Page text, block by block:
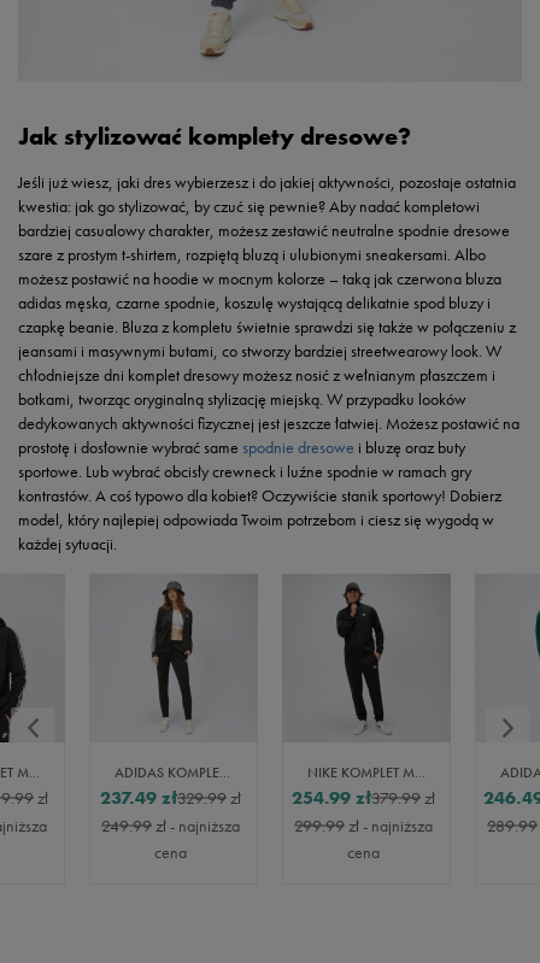
Jak stylizować komplety dresowe?
Jeśli już wiesz, jaki dres wybierzesz i do jakiej aktywności, pozostaje ostatnia
kwestia: jak go stylizować, by czuć się pewnie? Aby nadać kompletowi
bardziej casualowy charakter, możesz zestawić neutralne spodnie dresowe
szare z prostym t-shirtem, rozpiętą bluzą i ulubionymi sneakersami. Albo
możesz postawić na hoodie w mocnym kolorze – taką jak czerwona bluza
adidas męska, czarne spodnie, koszulę wystającą delikatnie spod bluzy i
czapkę beanie. Bluza z kompletu świetnie sprawdzi się także w połączeniu z
jeansami i masywnymi butami, co stworzy bardziej streetwearowy look. W
chłodniejsze dni komplet dresowy możesz nosić z wełnianym płaszczem i
botkami, tworząc oryginalną stylizację miejską. W przypadku looków
dedykowanych aktywności fizycznej jest jeszcze łatwiej. Możesz postawić na
prostotę i dosłownie wybrać same spodnie dresowe i bluzę oraz buty
sportowe. Lub wybrać obcisły crewneck i luźne spodnie w ramach gry
kontrastów. A coś typowo dla kobiet? Oczywiście stanik sportowy! Dobierz
model, który najlepiej odpowiada Twoim potrzebom i ciesz się wygodą w
każdej sytuacji.
NIKE KOMPLET M NK CLUB FLC GX HD TRK SUIT
zł
ADIDAS KOMPLET W 3S TR TS
329.99zł
237.49 zł
249.99zł- najniższa
cena
NIKE KOMPLET MEN'S POLY-KNIT TRACK SUIT
379.99zł
254.99 zł
299.99zł- najniższa
cena
289.99